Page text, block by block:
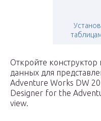
Откройте конструктор
данных для
Adventure Works DW
Designer for the
view.